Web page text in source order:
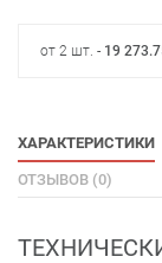
от 2 шт. - 19
ХАРАКТЕРИСТИКИ
ОТЗЫВОВ (0)